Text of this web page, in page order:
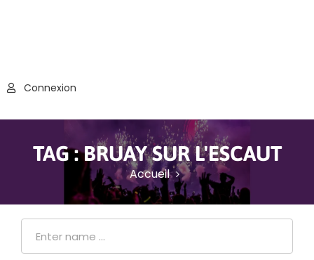
Connexion
TAG :BRUAY SUR L'ESCAUT
Accueil